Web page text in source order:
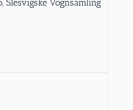
Slesvigske Vognsamling